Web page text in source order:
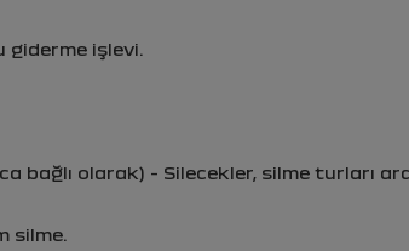
işlevi.
bağlı olarak) - Silecekler, silme turları
silme.